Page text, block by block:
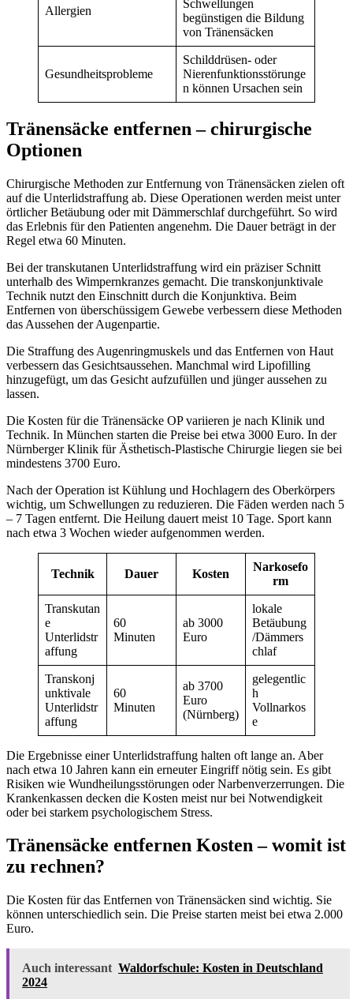
Allergien
Schwellungen
begünstigen die Bildung
von Tränensäcken
Gesundheitsprobleme
Schilddrüsen- oder
Nierenfunktionsstörunge
n können Ursachen sein
Tränensäcke entfernen – chirurgische
Optionen
Chirurgische Methoden zur Entfernung von Tränensäcken zielen oft
auf die Unterlidstraffung ab. Diese Operationen werden meist unter
örtlicher Betäubung oder mit Dämmerschlaf durchgeführt. So wird
das Erlebnis für den Patienten angenehm. Die Dauer beträgt in der
Regel etwa 60 Minuten.
Bei der transkutanen Unterlidstraffung wird ein präziser Schnitt
unterhalb des Wimpernkranzes gemacht. Die transkonjunktivale
Technik nutzt den Einschnitt durch die Konjunktiva. Beim
Entfernen von überschüssigem Gewebe verbessern diese Methoden
das Aussehen der Augenpartie.
Die Straffung des Augenringmuskels und das Entfernen von Haut
verbessern das Gesichtsaussehen. Manchmal wird Lipofilling
hinzugefügt, um das Gesicht aufzufüllen und jünger aussehen zu
lassen.
Die Kosten für die Tränensäcke OP variieren je nach Klinik und
Technik. In München starten die Preise bei etwa 3000 Euro. In der
Nürnberger Klinik für Ästhetisch-Plastische Chirurgie liegen sie bei
mindestens 3700 Euro.
Nach der Operation ist Kühlung und Hochlagern des Oberkörpers
wichtig, um Schwellungen zu reduzieren. Die Fäden werden nach 5
– 7 Tagen entfernt. Die Heilung dauert meist 10 Tage. Sport kann
nach etwa 3 Wochen wieder aufgenommen werden.
Technik Dauer Kosten
Narkosefo
rm
Transkutan
e
Unterlidstr
affung
60
Minuten
ab 3000
Euro
lokale
Betäubung
/Dämmers
chlaf
Transkonj
unktivale
Unterlidstr
affung
60
Minuten
ab 3700
Euro
(Nürnberg)
gelegentlic
h
Vollnarkos
e
Die Ergebnisse einer Unterlidstraffung halten oft lange an. Aber
nach etwa 10 Jahren kann ein erneuter Eingriff nötig sein. Es gibt
Risiken wie Wundheilungsstörungen oder Narbenverzerrungen. Die
Krankenkassen decken die Kosten meist nur bei Notwendigkeit
oder bei starkem psychologischem Stress.
Tränensäcke entfernen Kosten – womit ist
zu rechnen?
Die Kosten für das Entfernen von Tränensäcken sind wichtig. Sie
können unterschiedlich sein. Die Preise starten meist bei etwa 2.000
Euro.
Auch interessant Waldorfschule: Kosten in Deutschland
2024